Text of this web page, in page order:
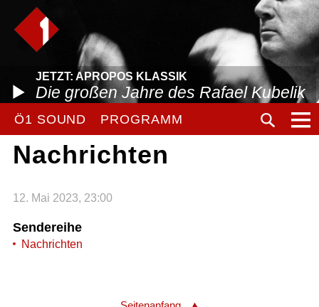
JETZT: APROPOS KLASSIK
Die großen Jahre des Rafael Kubelik
Ö1 SOUND PROGRAMM
Nachrichten
12. Mai 2023, 23:00
Sendereihe
Nachrichten